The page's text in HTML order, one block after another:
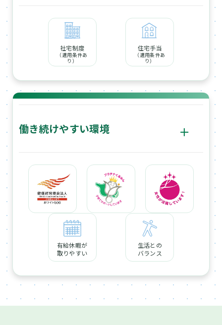
用負担等、新勤務地での住居に関してサポートを行ってい
社宅制度
（適用条件あ
り）
住宅手当
（適用条件あ
り）
働き続けやすい環境
豊かな人生につながるという考えのもと、社員一人ひとり
が自分らしく働ける環境の整備に力を入れています。
有給休暇が
取りやすい
生活との
バランス